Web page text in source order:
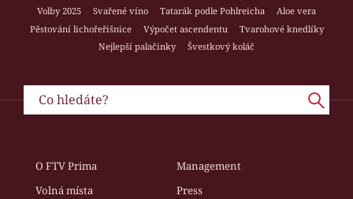
Volby 2025
Svařené víno Tatarák podle Pohlreicha
Aloe vera
Pěstování lichořeřišnice
Výpočet ascendentu
Tvarohové knedlíky
Nejlepší palačinky
Švestkový koláč
O FTV Prima
Management
Volná místa
Press